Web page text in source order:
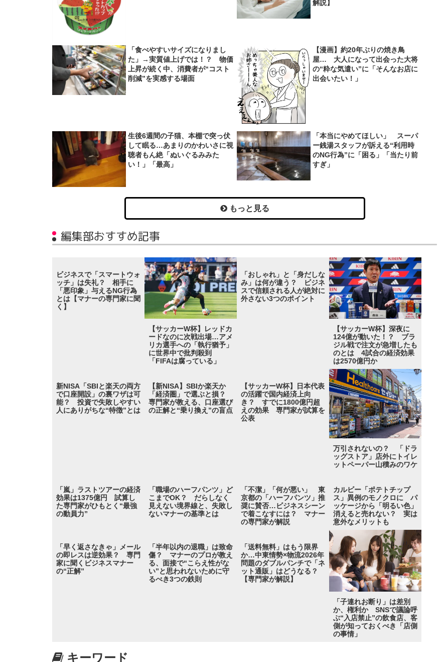
解説】
「食べやすいサイズになりまし
た」→実質値上げでは！？ 物価
上昇が続く中、消費者が“コスト
削減”を実感する場面
【漫画】約20年ぶりの焼き鳥
屋… 大人になって出会った大将
の“粋な気遣い”に「そんなお店に
出会いたい！」
生後6週間の子猫、本棚で突っ伏
して眠る…あまりのかわいさに視
聴者もん絶「ぬいぐるみみた
い！」「最高」
「本当にやめてほしい」 スーパ
ー銭湯スタッフが訴える“利用時
のNG行為”に「困る」「当たり前
すぎ」
もっと見る
編集部おすすめ記事
ビジネスで「スマートウォ
ッチ」は失礼？ 相手に
「悪印象」与えるNG行為
とは【マナーの専門家に聞
く】
【サッカーW杯】レッドカ
ードなのに次戦出場…アメ
リカ選手への「執行猶予」
に世界中で批判殺到
「FIFAは腐っている」
「おしゃれ」と「身だしな
み」は何が違う？ ビジネ
スで信頼される人が絶対に
外さない3つのポイント
【サッカーW杯】深夜に
124億が動いた！？ ブラ
ジル戦で注文が急増したも
のとは 4試合の経済効果
は2570億円か
新NISA「SBIと楽天の両方
で口座開設」の裏ワザは可
能？ 投資で失敗しやすい
人にありがちな“特徴”とは
【新NISA】SBIか楽天か
「経済圏」で選ぶと損？
専門家が教える、口座選び
の正解と“乗り換え”の盲点
【サッカーW杯】日本代表
の活躍で国内経済上向
き？ すでに1800億円超
えの効果 専門家が試算を
公表
万引されないの？ 「ドラ
ッグストア」店外にトイレ
ットペーパー山積みのワケ
「嵐」ラストツアーの経済
効果は1375億円 試算し
た専門家がひもとく“最強
の動員力”
「職場のハーフパンツ」ど
こまでOK？ だらしなく
見えない境界線と、失敗し
ないマナーの基準とは
「不潔」「何が悪い」 東
京都の「ハーフパンツ」推
奨に賛否…ビジネスシーン
で着こなすには？ マナー
の専門家が解説
カルビー「ポテトチップ
ス」異例のモノクロに パ
ッケージから「明るい色」
消えると売れない？ 実は
意外なメリットも
「早く返さなきゃ」メール
の即レスは逆効果？ 専門
家に聞くビジネスマナー
の“正解”
「半年以内の退職」は致命
傷？ マナーのプロが教え
る、面接で“こらえ性がな
い”と思われないために守
るべき3つの鉄則
「送料無料」はもう限界
か…中東情勢×物流2026年
問題のダブルパンチで「ネ
ット通販」はどうなる？
【専門家が解説】
「子連れお断り」は差別
か、権利か SNSで議論呼
ぶ“入店禁止”の飲食店、客
側が知っておくべき「店側
の事情」
キーワード